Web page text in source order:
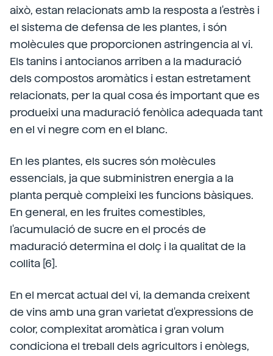
això, estan relacionats amb la resposta a l'estrès i
el sistema de defensa de les plantes, i són
molècules que proporcionen astringencia al vi.
Els tanins i antocianos arriben a la maduració
dels compostos aromàtics i estan estretament
relacionats, per la qual cosa és important que es
produeixi una maduració fenòlica adequada tant
en el vi negre com en el blanc.
En les plantes, els sucres són molècules
essencials, ja que subministren energia a la
planta perquè compleixi les funcions bàsiques.
En general, en les fruites comestibles,
l'acumulació de sucre en el procés de
maduració determina el dolç i la qualitat de la
collita [6].
En el mercat actual del vi, la demanda creixent
de vins amb una gran varietat d'expressions de
color, complexitat aromàtica i gran volum
condiciona el treball dels agricultors i enòlegs,